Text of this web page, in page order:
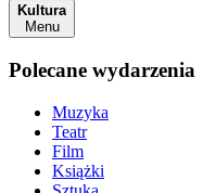
Kultura
Menu
Polecane wydarzenia
Muzyka
Teatr
Film
Książki